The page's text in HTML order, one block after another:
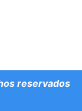
reservados